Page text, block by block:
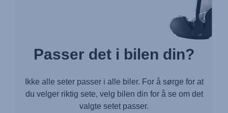
Passer det i bilen din?
Ikke alle seter passer i alle biler. For å sørge for at
du velger riktig sete, velg bilen din for å se om det
valgte setet passer.